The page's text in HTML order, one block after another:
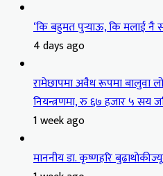
‘कि बहुमत पुर्‍याऊ, कि मलाई नै
4 days ago
रामेछापमा अवैध रूपमा बालुवा
नियन्त्रणमा, रु ६७ हजार ५ सय
1 week ago
माननीय डा. कृष्णहरि